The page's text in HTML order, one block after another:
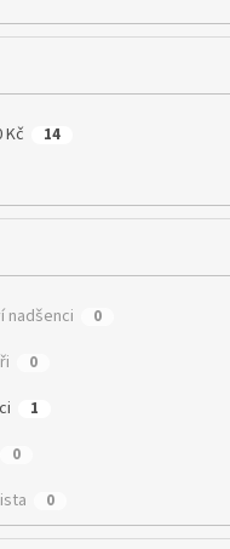
Kč 14
nadšenci 0
0
1
0
0